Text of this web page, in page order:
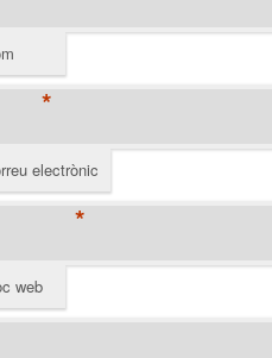
*
electrònic
*
web